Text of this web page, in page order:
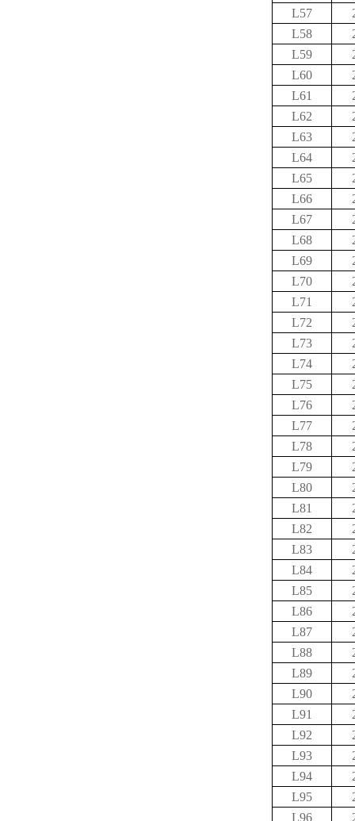
L57
L58
L59
L60
L61
L62
L63
L64
L65
L66
L67
L68
L69
L70
L71
L72
L73
L74
L75
L76
L77
L78
L79
L80
L81
L82
L83
L84
L85
L86
L87
L88
L89
L90
L91
L92
L93
L94
L95
L96